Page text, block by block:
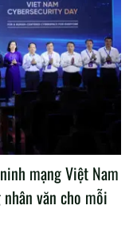
mạng Việt Nam
văn cho mỗi